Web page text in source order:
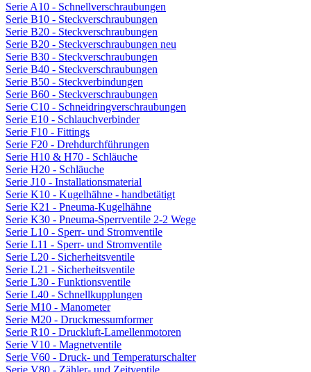
Serie A10 - Schnellverschraubungen
Serie B10 - Steckverschraubungen
Serie B20 - Steckverschraubungen
Serie B20 - Steckverschraubungen neu
Serie B30 - Steckverschraubungen
Serie B40 - Steckverschraubungen
Serie B50 - Steckverbindungen
Serie B60 - Steckverschraubungen
Serie C10 - Schneidringverschraubungen
Serie E10 - Schlauchverbinder
Serie F10 - Fittings
Serie F20 - Drehdurchführungen
Serie H10 & H70 - Schläuche
Serie H20 - Schläuche
Serie J10 - Installationsmaterial
Serie K10 - Kugelhähne - handbetätigt
Serie K21 - Pneuma-Kugelhähne
Serie K30 - Pneuma-Sperrventile 2-2 Wege
Serie L10 - Sperr- und Stromventile
Serie L11 - Sperr- und Stromventile
Serie L20 - Sicherheitsventile
Serie L21 - Sicherheitsventile
Serie L30 - Funktionsventile
Serie L40 - Schnellkupplungen
Serie M10 - Manometer
Serie M20 - Druckmessumformer
Serie R10 - Druckluft-Lamellenmotoren
Serie V10 - Magnetventile
Serie V60 - Druck- und Temperaturschalter